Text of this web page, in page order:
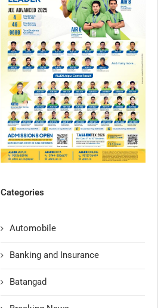
Categories
Automobile
Banking and Insurance
Batangad